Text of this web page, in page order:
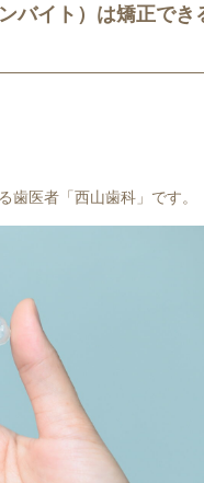
バイト）は矯正でき
歯医者「西山歯科」です。